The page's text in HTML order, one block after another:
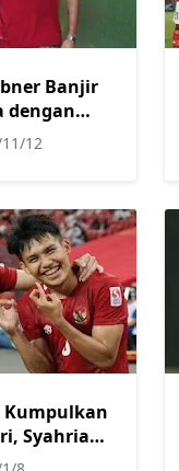
Banjir
dengan
12
Kumpulkan
Syahrian